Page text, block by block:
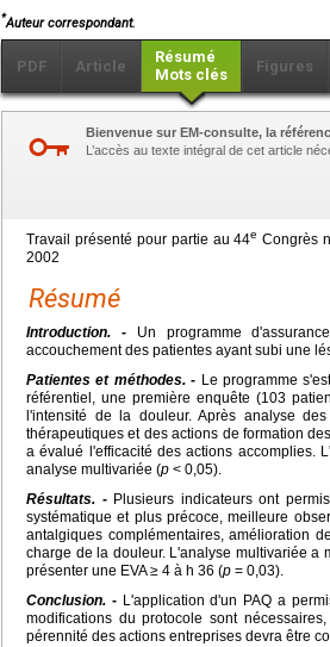
*Auteur correspondant.
PDF Article
Résumé
Mots clés
Figures
Bienvenue sur EM-consulte, la
L’accès au texte intégral de cet article
Travail présenté pour partie au 44e Congrès
2002
Résumé
Introduction. -Un programme
accouchement des patientes ayant subi une
Patientes et méthodes. - Le programme
référentiel, une première enquête (103
l'intensité de la douleur. Après analyse
thérapeutiques et des actions de formation
a évalué l'efficacité des actions accomplies.
analyse multivariée (p < 0,05).
Résultats. -Plusieurs indicateurs ont
systématique et plus précoce, meilleure
antalgiques complémentaires, amélioration
charge de la douleur. L'analyse multivariée a
présenter une EVA ≥ 4 à h 36 (p = 0,03).
Conclusion. -L'application d'un PAQ a
modifications du protocole sont
pérennité des actions entreprises devra être